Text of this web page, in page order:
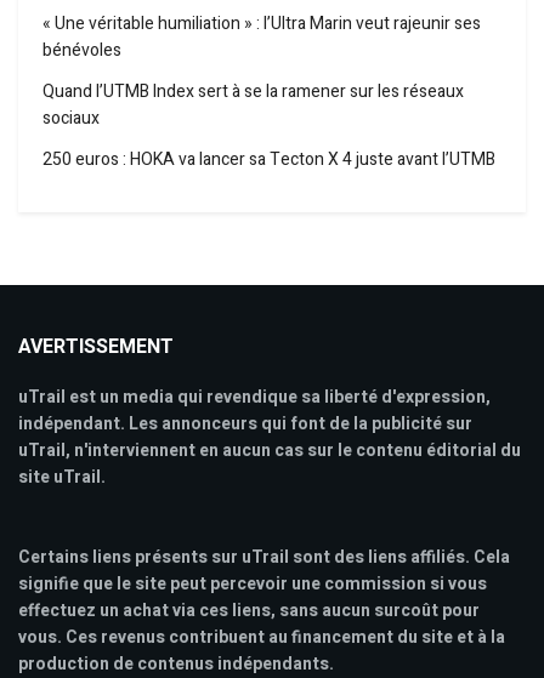
« Une véritable humiliation » : l’Ultra Marin veut rajeunir ses
bénévoles
Quand l’UTMB Index sert à se la ramener sur les réseaux
sociaux
250 euros : HOKA va lancer sa Tecton X 4 juste avant l’UTMB
AVERTISSEMENT
uTrail est un media qui revendique sa liberté d'expression,
indépendant. Les annonceurs qui font de la publicité sur
uTrail, n'interviennent en aucun cas sur le contenu éditorial du
site uTrail.
Certains liens présents sur uTrail sont des liens affiliés. Cela
signifie que le site peut percevoir une commission si vous
effectuez un achat via ces liens, sans aucun surcoût pour
vous. Ces revenus contribuent au financement du site et à la
production de contenus indépendants.